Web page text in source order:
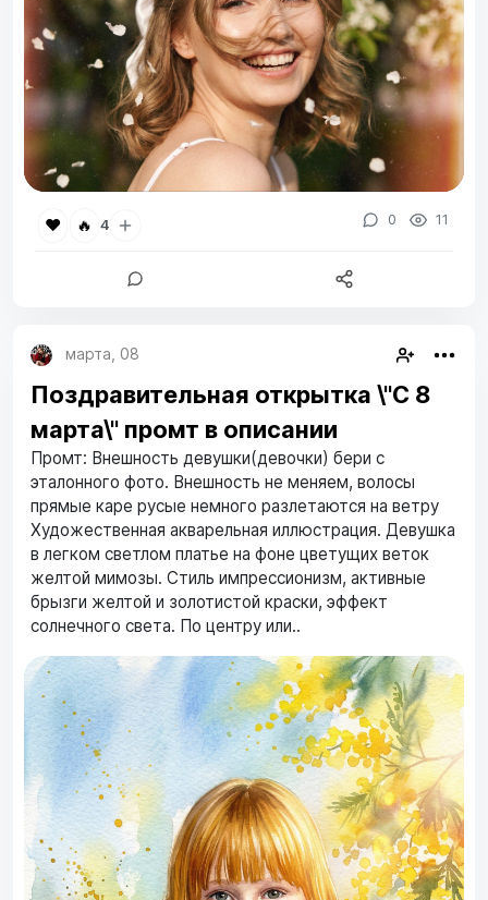
❤️ 🔥 4 0 11
марта, 08
Поздравительная открытка \"С 8
марта\" промт в описании
Промт: Внешность девушки(девочки) бери с
эталонного фото. Внешность не меняем, волосы
прямые каре русые немного разлетаются на ветру
Художественная акварельная иллюстрация. Девушка
в легком светлом платье на фоне цветущих веток
желтой мимозы. Стиль импрессионизм, активные
брызги желтой и золотистой краски, эффект
солнечного света. По центру или..